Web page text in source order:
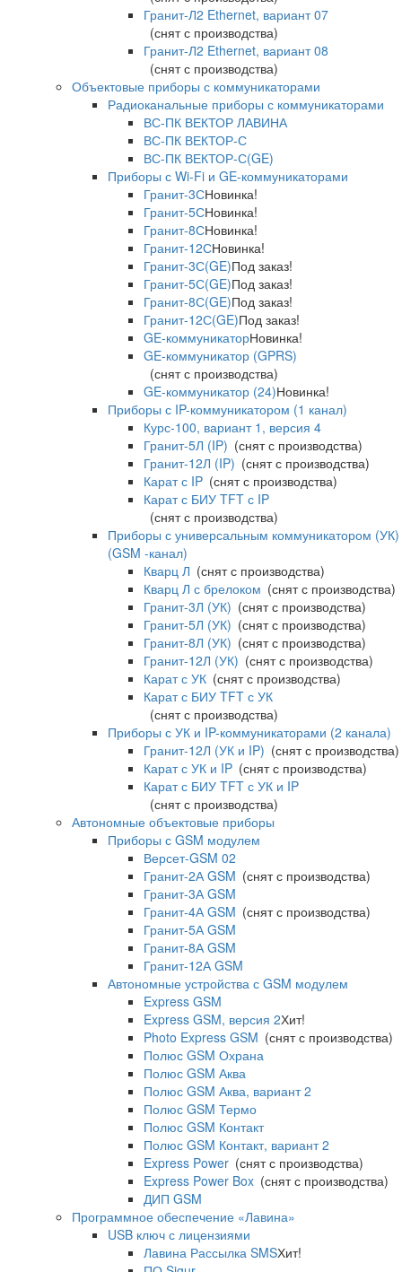
Гранит-Л2 Ethernet, вариант 07
(снят с производства)
Гранит-Л2 Ethernet, вариант 08
(снят с производства)
Объектовые приборы с коммуникаторами
Радиоканальные приборы с коммуникаторами
ВС-ПК ВЕКТОР ЛАВИНА
ВС-ПК ВЕКТОР-С
ВС-ПК ВЕКТОР-С(GE)
Приборы с Wi-Fi и GE-коммуникаторами
Гранит-3СНовинка!
Гранит-5СНовинка!
Гранит-8СНовинка!
Гранит-12СНовинка!
Гранит-3С(GE)Под заказ!
Гранит-5С(GE)Под заказ!
Гранит-8С(GE)Под заказ!
Гранит-12С(GE)Под заказ!
GE-коммуникаторНовинка!
GE-коммуникатор (GPRS)
(снят с производства)
GE-коммуникатор (24)Новинка!
Приборы с IP-коммуникатором (1 канал)
Курс-100, вариант 1, версия 4
Гранит-5Л (IP) (снят с производства)
Гранит-12Л (IP) (снят с производства)
Карат с IP (снят с производства)
Карат с БИУ TFT с IP
(снят с производства)
Приборы с универсальным коммуникатором (УК)
(GSM -канал)
Кварц Л (снят с производства)
Кварц Л с брелоком (снят с производства)
Гранит-3Л (УК) (снят с производства)
Гранит-5Л (УК) (снят с производства)
Гранит-8Л (УК) (снят с производства)
Гранит-12Л (УК) (снят с производства)
Карат с УК (снят с производства)
Карат с БИУ TFT с УК
(снят с производства)
Приборы с УК и IP-коммуникаторами (2 канала)
Гранит-12Л (УК и IP) (снят с производства)
Карат с УК и IP (снят с производства)
Карат с БИУ TFT с УК и IP
(снят с производства)
Автономные объектовые приборы
Приборы с GSM модулем
Версет-GSM 02
Гранит-2А GSM (снят с производства)
Гранит-3А GSM
Гранит-4А GSM (снят с производства)
Гранит-5А GSM
Гранит-8А GSM
Гранит-12А GSM
Автономные устройства с GSM модулем
Express GSM
Express GSM, версия 2Хит!
Photo Express GSM (снят с производства)
Полюс GSM Охрана
Полюс GSM Аква
Полюс GSM Аква, вариант 2
Полюс GSM Термо
Полюс GSM Контакт
Полюс GSM Контакт, вариант 2
Express Power (снят с производства)
Express Power Box (снят с производства)
ДИП GSM
Программное обеспечение «Лавина»
USB ключ с лицензиями
Лавина Рассылка SMSХит!